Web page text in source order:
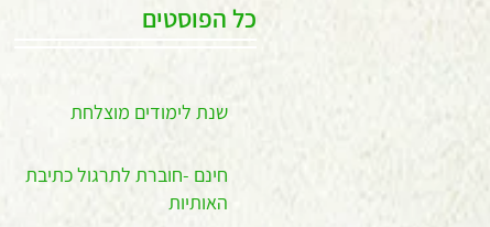
כל הפוסטים
שנת לימודים מוצלחת
חינם -חוברת לתרגול כתיבת
האותיות